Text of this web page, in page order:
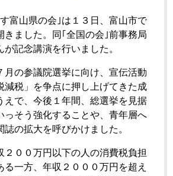
富山県の会｣は１３日、富山市で
きました。同｢全国の会｣前事務局
記念講演を行いました。
の参議院選挙に向け、宣伝活動
減税」を争点に押し上げてきた成
えで、今後１年間、総選挙を見据
っそう強化することや、青年層へ
の拡大を呼びかけました。
２００万円以下の人の消費税負担
る一方、年収２０００万円を超え